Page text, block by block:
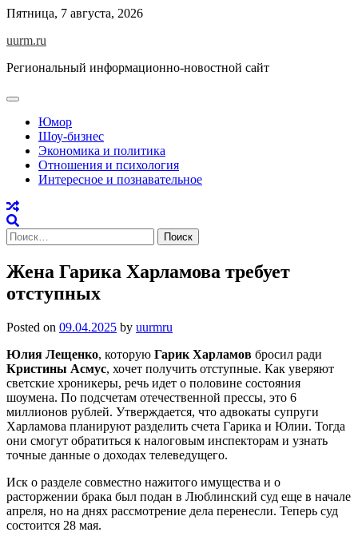
Skip
content
Пятница, 7 августа, 2026
uurm.ru
Региональный информационно-новостной сайт
Юмор
Шоу-бизнес
Экономика и политика
Отношения и психология
Интересное и познавательное
Найти:
Жена Гарика Харламова требует
отступных
Posted on 09.04.2025 by uurmru
Юлия Лещенко, которую Гарик Харламов бросил ради
Кристины Асмус, хочет получить отступные. Как уверяют
светские хроникеры, речь идет о половине состояния
шоумена. По подсчетам отечественной прессы, это 6
миллионов рублей. Утверждается, что адвокаты супруги
Харламова планируют разделить счета Гарика и Юлии. Тогда
они смогут обратиться к налоговым инспекторам и узнать
точные данные о доходах телеведущего.
Иск о разделе совместно нажитого имущества и о
расторжении брака был подан в Люблинский суд еще в начале
апреля, но на днях рассмотрение дела перенесли. Теперь суд
состоится 28 мая.